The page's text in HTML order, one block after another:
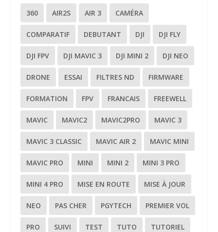
360 AIR2S AIR 3 CAMÉRA
COMPARATIF DEBUTANT DJI DJI FLY
DJI FPV DJI MAVIC 3 DJI MINI 2 DJI NEO
DRONE ESSAI FILTRES ND FIRMWARE
FORMATION FPV FRANCAIS FREEWELL
MAVIC MAVIC2 MAVIC2PRO MAVIC 3
MAVIC 3 CLASSIC MAVIC AIR 2 MAVIC MINI
MAVIC PRO MINI MINI 2 MINI 3 PRO
MINI 4 PRO MISE EN ROUTE MISE À JOUR
NEO PAS CHER PGYTECH PREMIER VOL
PRO SUIVI TEST TUTO TUTORIEL